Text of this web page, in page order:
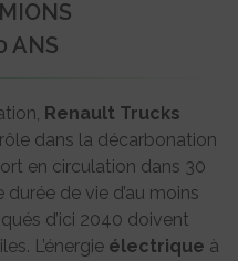
ANS
Renault Trucks
dans la décarbonation
en circulation dans 30
durée de vie d’au moins
d’ici 2040 doivent
L’énergie électrique à